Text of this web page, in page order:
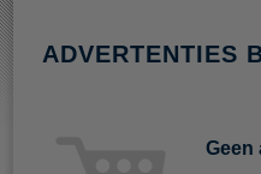
ADVERTENTIES
Geen